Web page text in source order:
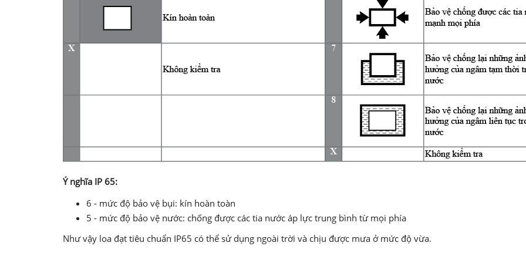
Ý nghĩa IP 65:
6 - mức độ bảo vệ bụi: kín hoàn toàn
5 - mức độ bảo vệ nước: chống được các tia nước áp lực trung bình từ mọi phía
Như vậy loa đạt tiêu chuẩn IP65 có thể sử dụng ngoài trời và chịu được mưa ở mức độ vừa.